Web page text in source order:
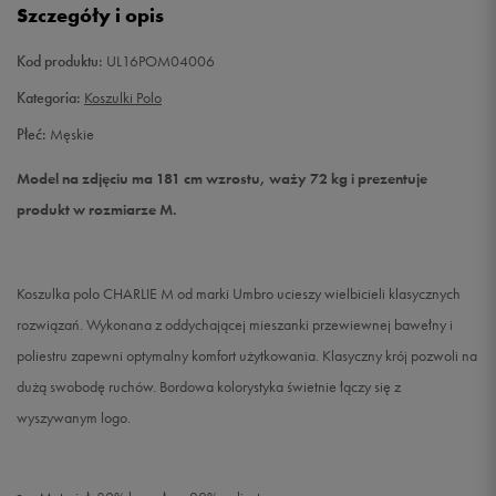
Szczegóły i opis
Kod produktu: UL16POM04006
Kategoria: Koszulki Polo
Płeć: Męskie
Model na zdjęciu ma 181 cm wzrostu, waży 72 kg i prezentuje
produkt w rozmiarze M.
Koszulka polo CHARLIE M od marki Umbro ucieszy wielbicieli klasycznych
rozwiązań. Wykonana z oddychającej mieszanki przewiewnej bawełny i
poliestru zapewni optymalny komfort użytkowania. Klasyczny krój pozwoli na
dużą swobodę ruchów. Bordowa kolorystyka świetnie łączy się z
wyszywanym logo.